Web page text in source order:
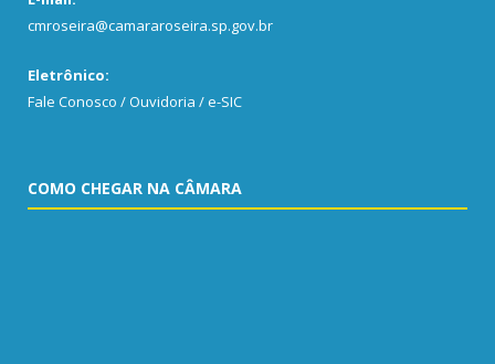
cmroseira@camararoseira.sp.gov.br
Eletrônico:
Fale Conosco / Ouvidoria / e-SIC
COMO CHEGAR NA CÂMARA